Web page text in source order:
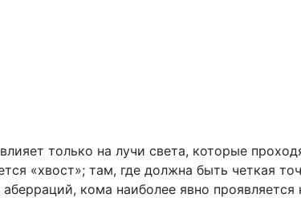
только на лучи света, которые
«хвост»; там, где должна быть четкая
кома наиболее явно